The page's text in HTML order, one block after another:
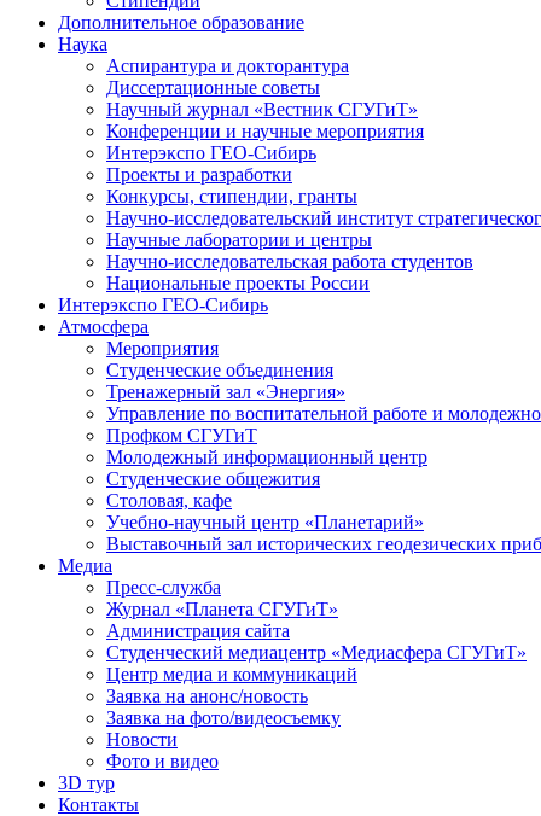
Дополнительное образование
Наука
Аспирантура и докторантура
Диссертационные советы
Научный журнал «Вестник СГУГиТ»
Конференции и научные мероприятия
Интерэкспо ГЕО-Сибирь
Проекты и разработки
Конкурсы, стипендии, гранты
Научно-исследовательский институт
Научные лаборатории и центры
Научно-исследовательская работа студентов
Национальные проекты России
Интерэкспо ГЕО-Сибирь
Атмосфера
Мероприятия
Студенческие объединения
Тренажерный зал «Энергия»
Управление по воспитательной работе и
Профком СГУГиТ
Молодежный информационный центр
Студенческие общежития
Столовая, кафе
Учебно-научный центр «Планетарий»
Выставочный зал исторических геодезических
Медиа
Пресс-служба
Журнал «Планета СГУГиТ»
Администрация сайта
Студенческий медиацентр «Медиасфера СГУГиТ»
Центр медиа и коммуникаций
Заявка на анонс/новость
Заявка на фото/видеосъемку
Новости
Фото и видео
3D тур
Контакты